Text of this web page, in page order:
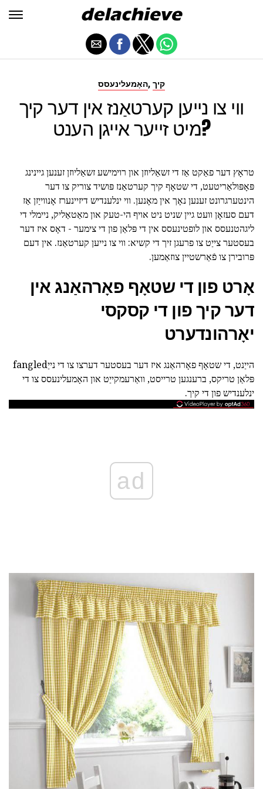
האָמעלינעסס, קיך
ווי צו נייען קערטאַנז אין דער קיך
מיט זייער אייגן הענט?
טראָץ דער פאַקט אַז די זשאַליוזן און רוימישע זשאַליוזן זענען גיינינג
פּאָפּולאַריטעט, די שטאָף קיך קערטאַנז פּושיד צוריק צו דער
הינטערגרונט זענען נאָך אין מאָנען. ווי ינלענדיש דיזיינערז אָנווייַזן אַז
דעם סעזאָן וועט גיין שניט ניט אויף הי-טעק און מאַטאַליק, ניימלי די
ליגהטנעסס און לופטינעסס אין די פּלאַן פון די צימער - דאָס איז דער
בעסטער צייַט צו פרעגן זיך די קשיא: ווי צו נייען קערטאַנז. אין דעם
פּרובירן צו פֿאַרשטיין צוזאַמען.
אָרט פון די שטאָף פאָרהאַנג אין
דער קיך פון די קסקסי
יאָרהונדערט
הייַנט, די שטאָף פאָרהאַנג איז דער בעסטער דערצו צו די נייַfangled
פּלאַן טריקס, ברענגען טרייסט, וואַרעמקייַט און האָמעלינעסס צו די
ינלענדיש פון די קיך.
ad